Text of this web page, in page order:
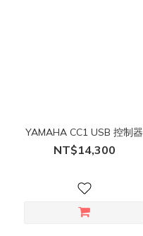
YAMAHA CC1 USB 控制器
NT$14,300